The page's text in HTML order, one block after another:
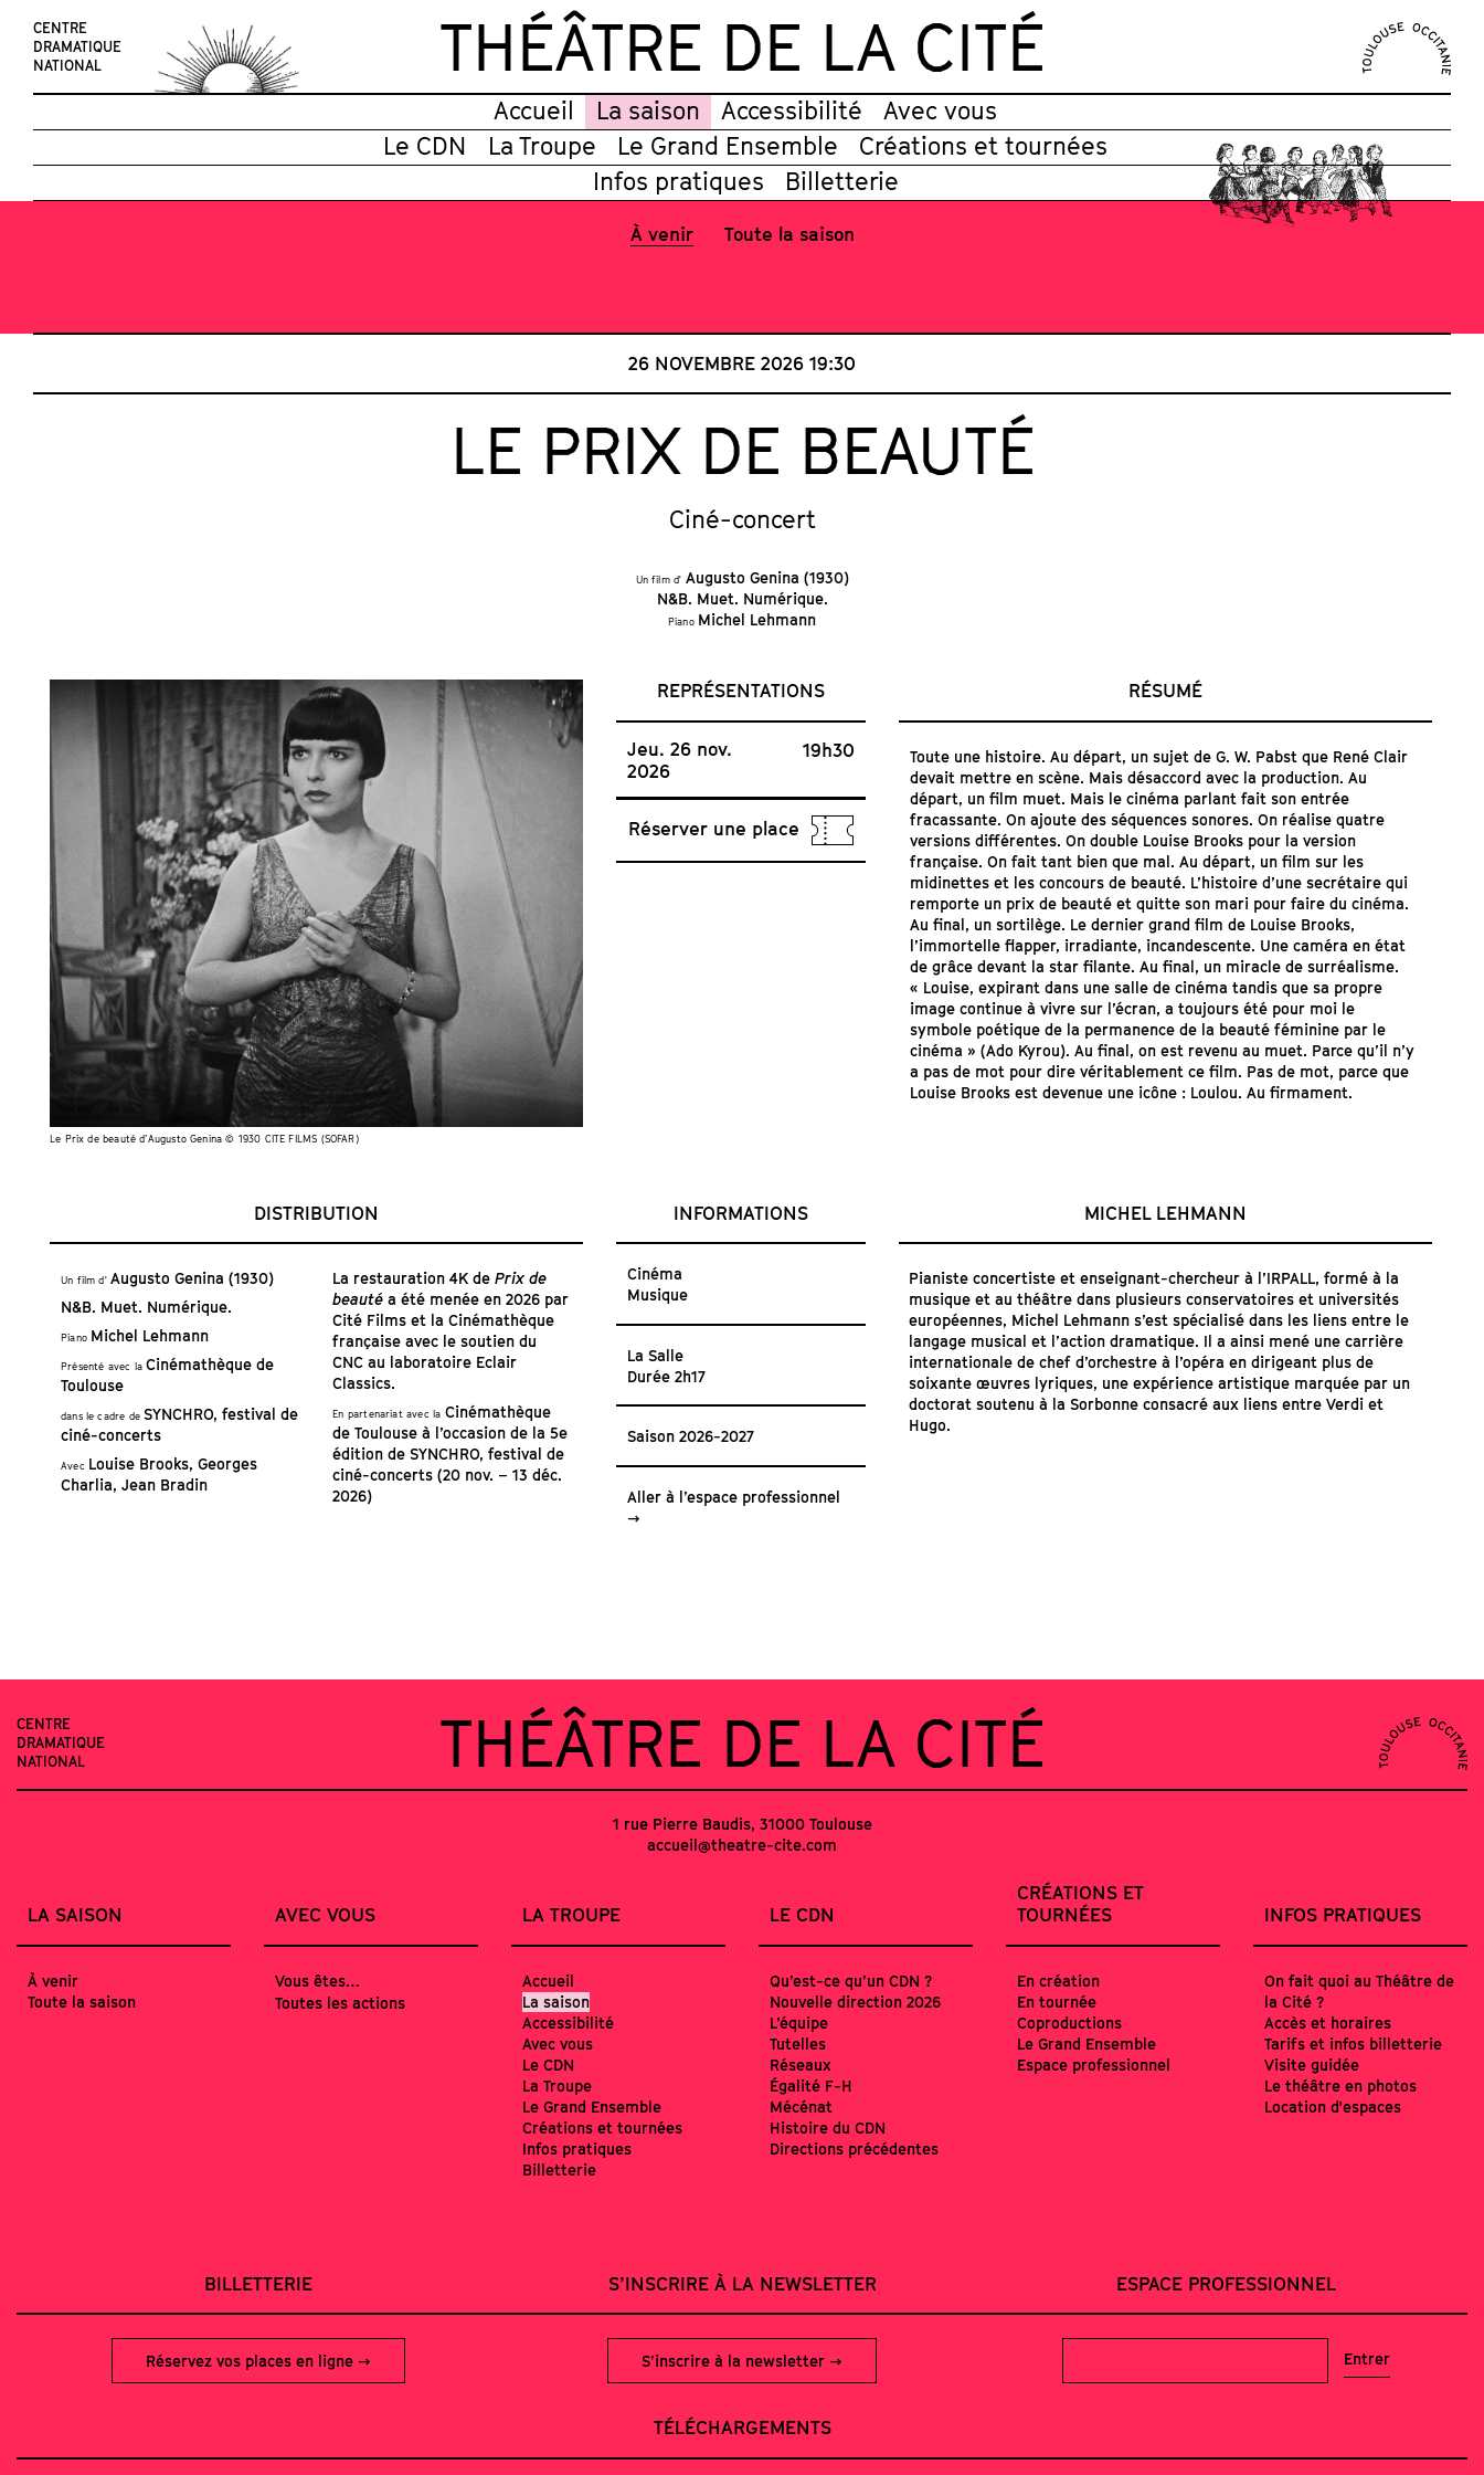
THÉÂTRE DE LA CITÉ
CENTRE
DRAMATIQUE
NATIONAL
Accueil La saison Accessibilité
Avec vous
Le CDN
La Troupe Le Grand Ensemble
Créations et tournées
Infos pratiques
Billetterie
À venir Toute la saison
26 NOVEMBRE 2026 19:30
LE PRIX DE BEAUTÉ
Ciné-concert
Un film d' Augusto Genina (1930)
N&B. Muet. Numérique.
Piano Michel Lehmann
Le Prix de beauté d’Augusto Genina © 1930 CITE FILMS (SOFAR)
REPRÉSENTATIONS
Jeu. 26 nov.
2026
19h30
Réserver une place
RÉSUMÉ
Toute une histoire. Au départ, un sujet de G. W. Pabst que René Clair
devait mettre en scène. Mais désaccord avec la production. Au
départ, un film muet. Mais le cinéma parlant fait son entrée
fracassante. On ajoute des séquences sonores. On réalise quatre
versions différentes. On double Louise Brooks pour la version
française. On fait tant bien que mal. Au départ, un film sur les
midinettes et les concours de beauté. L’histoire d’une secrétaire qui
remporte un prix de beauté et quitte son mari pour faire du cinéma.
Au final, un sortilège. Le dernier grand film de Louise Brooks,
l’immortelle flapper, irradiante, incandescente. Une caméra en état
de grâce devant la star filante. Au final, un miracle de surréalisme.
« Louise, expirant dans une salle de cinéma tandis que sa propre
image continue à vivre sur l’écran, a toujours été pour moi le
symbole poétique de la permanence de la beauté féminine par le
cinéma » (Ado Kyrou). Au final, on est revenu au muet. Parce qu’il n’y
a pas de mot pour dire véritablement ce film. Pas de mot, parce que
Louise Brooks est devenue une icône : Loulou. Au firmament.
DISTRIBUTION
Un film d' Augusto Genina (1930)
N&B. Muet. Numérique.
Piano Michel Lehmann
Présenté avec la Cinémathèque de
Toulouse
dans le cadre de SYNCHRO, festival de
ciné-concerts
Avec Louise Brooks, Georges
Charlia, Jean Bradin
La restauration 4K dePrix de
beauté a été menée en 2026 par
Cité Films et la Cinémathèque
française avec le soutien du
CNC au laboratoire Eclair
Classics.
En partenariat avec la Cinémathèque
de Toulouse à l’occasion de la 5e
édition de SYNCHRO, festival de
ciné-concerts (20 nov. – 13 déc.
2026)
INFORMATIONS
Cinéma
Musique
La Salle
Durée 2h17
Saison 2026-2027
Aller à l’espace professionnel
MICHEL LEHMANN
Pianiste concertiste et enseignant-chercheur à l’IRPALL, formé à la
musique et au théâtre dans plusieurs conservatoires et universités
européennes, Michel Lehmann s’est spécialisé dans les liens entre le
langage musical et l’action dramatique. Il a ainsi mené une carrière
internationale de chef d’orchestre à l’opéra en dirigeant plus de
soixante œuvres lyriques, une expérience artistique marquée par un
doctorat soutenu à la Sorbonne consacré aux liens entre Verdi et
Hugo.
THÉÂTRE DE LA CITÉ
CENTRE
DRAMATIQUE
NATIONAL
1 rue Pierre Baudis, 31000 Toulouse
accueil@theatre-cite.com
LA SAISON AVEC VOUS LA TROUPE LE CDN
CRÉATIONS ET
TOURNÉES
INFOS PRATIQUES
À venir
Toute la saison
Vous êtes…
Toutes les actions
Accueil
La saison
Accessibilité
Avec vous
Le CDN
La Troupe
Le Grand Ensemble
Créations et tournées
Infos pratiques
Billetterie
Qu’est-ce qu’un CDN ?
Nouvelle direction 2026
L’équipe
Tutelles
Réseaux
Égalité F-H
Mécénat
Histoire du CDN
Directions précédentes
En création
En tournée
Coproductions
Le Grand Ensemble
Espace professionnel
On fait quoi au Théâtre de
la Cité ?
Accès et horaires
Tarifs et infos billetterie
Visite guidée
Le théâtre en photos
Location d'espaces
BILLETTERIE
Réservez vos places en ligne
S’INSCRIRE À LA NEWSLETTER
S’inscrire à la newsletter
ESPACE PROFESSIONNEL
TÉLÉCHARGEMENTS